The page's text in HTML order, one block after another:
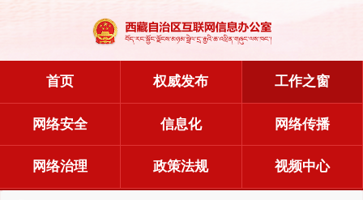
首页 权威发布 工作之窗
网络安全 信息化 网络传播
网络治理 政策法规 视频中心